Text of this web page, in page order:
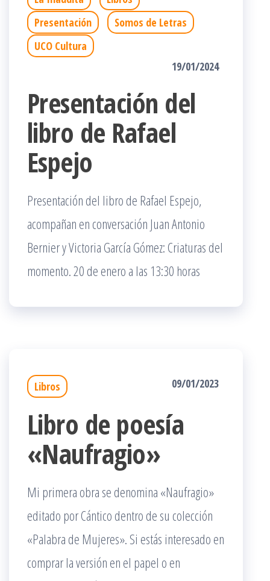
Presentación
Somos de Letras
UCO Cultura
19/01/2024
Presentación del
libro de Rafael
Espejo
Presentación del libro de Rafael Espejo,
acompañan en conversación Juan Antonio
Bernier y Victoria García Gómez: Criaturas del
momento. 20 de enero a las 13:30 horas
Libros 09/01/2023
Libro de poesía
«Naufragio»
Mi primera obra se denomina «Naufragio»
editado por Cántico dentro de su colección
«Palabra de Mujeres». Si estás interesado en
comprar la versión en el papel o en